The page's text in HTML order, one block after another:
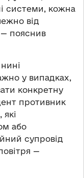
системи, кожна
від
— пояснив
у випадках,
конкретну
противник
або
супровід
—